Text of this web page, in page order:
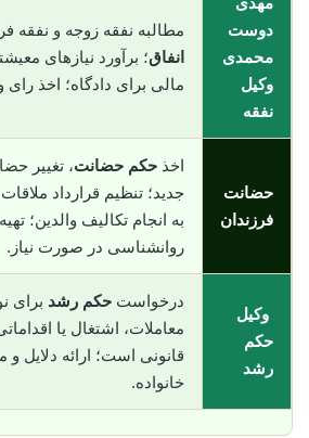
دوست
محمدی
وکیل
نفقه
مطالبه نفقه زوجه و نفقه
انفاق؛ برآورد نیازهای
مالی برای دادگاه؛ اخذ
حضانت
فرزندان
اخذ حکم حضانت، تغییر
جدید؛ تنظیم قرارداد
به انجام تکالیف والدین؛
روانشناسی در صورت نیاز.
وکیل
حکم
رشد
درخواست حکم رشد برای
معاملات، اشتغال یا
قانونی است؛ ارائه دلایل و
خانواده.